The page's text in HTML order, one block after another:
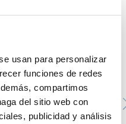
usan para personalizar
funciones de redes
compartimos
del sitio web con
publicidad y análisis